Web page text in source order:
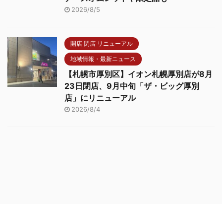
2026/8/5
開店 閉店 リニューアル
地域情報・最新ニュース
【札幌市厚別区】イオン札幌厚別店が8月
23日閉店、9月中旬「ザ・ビッグ厚別
店」にリニューアル
2026/8/4